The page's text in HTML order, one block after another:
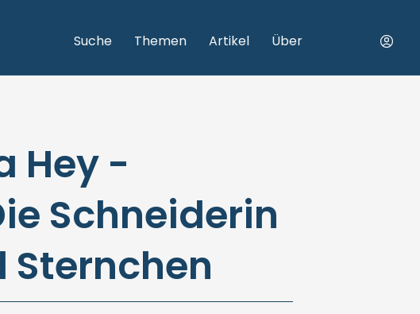
Suche Themen Artikel Über
Hey -
Schneiderin
Sternchen